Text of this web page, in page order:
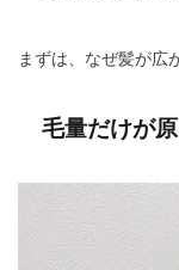
まずは、なぜ髪が広
毛量だけが